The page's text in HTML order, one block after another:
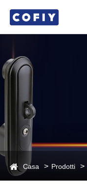
Casa Prodotti